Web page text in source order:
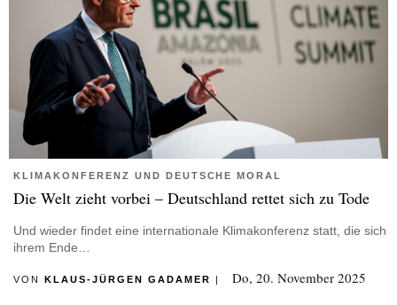
KLIMAKONFERENZ UND DEUTSCHE MORAL
Die Welt zieht vorbei – Deutschland rettet sich zu Tode
Und wieder findet eine internationale Klimakonferenz statt, die sich
ihrem Ende…
VON KLAUS-JÜRGEN GADAMER | Do, 20. November 2025